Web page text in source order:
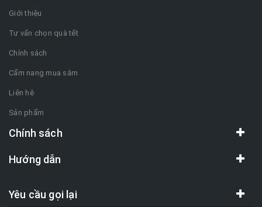
Giới thiệu
Tư vấn chọn quà tết
Chính sách
Cẩm nang mua sắm
Liên hệ
Sản phẩm
Chính sách
Hướng dẫn
Yêu cầu gọi lại